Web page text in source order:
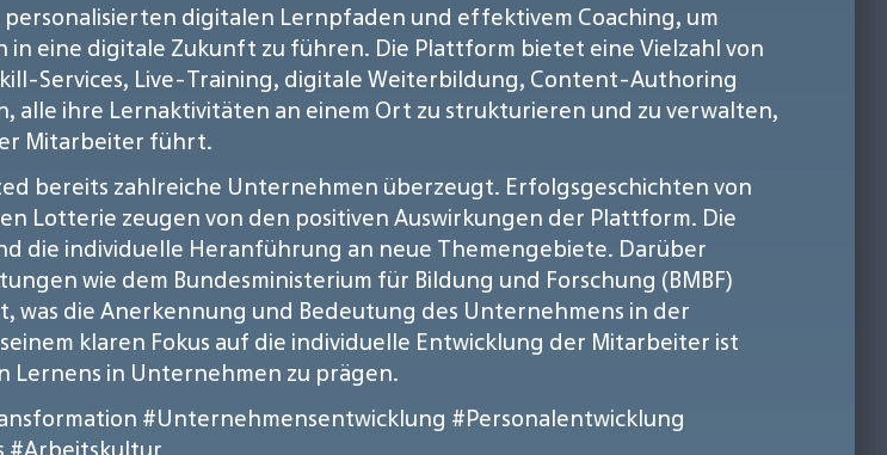
digitalen Lernpfaden und effektivem Coaching, um
eine digitale Zukunft zu führen. Die Plattform bietet eine Vielzahl von
Services, Live-Training, digitale Weiterbildung, Content-Authoring
alle ihre Lernaktivitäten an einem Ort zu strukturieren und zu verwalten,
Mitarbeiter führt.
bereits zahlreiche Unternehmen überzeugt. Erfolgsgeschichten von
Lotterie zeugen von den positiven Auswirkungen der Plattform. Die
die individuelle Heranführung an neue Themengebiete. Darüber
wie dem Bundesministerium für Bildung und Forschung (BMBF)
die Anerkennung und Bedeutung des Unternehmens in der
klaren Fokus auf die individuelle Entwicklung der Mitarbeiter ist
Lernens in Unternehmen zu prägen.
#Unternehmensentwicklung #Personalentwicklung